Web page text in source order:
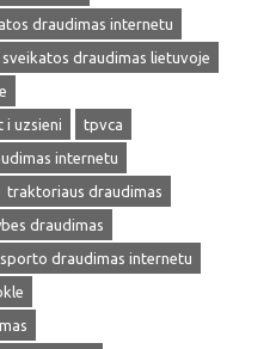
draudimas internetu
sveikatos draudimas lietuvoje
i uzsieni
tpvca
internetu
traktoriaus draudimas
draudimas
draudimas internetu